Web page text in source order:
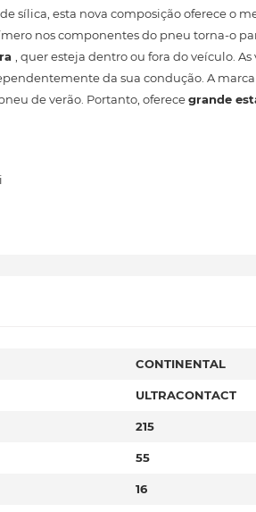
sílica, esta nova composição oferece o
nos componentes do pneu torna-o
, quer esteja dentro ou fora do veículo.
da sua condução. A
de verão. Portanto, oferecegrande
CONTINENTAL
ULTRACONTACT
215
55
16